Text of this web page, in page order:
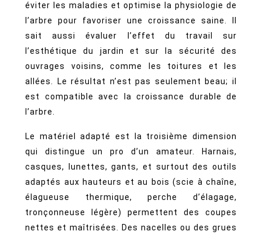
éviter les maladies et optimise la physiologie de
l’arbre pour favoriser une croissance saine. Il
sait aussi évaluer l’effet du travail sur
l’esthétique du jardin et sur la sécurité des
ouvrages voisins, comme les toitures et les
allées. Le résultat n’est pas seulement beau; il
est compatible avec la croissance durable de
l’arbre.
Le matériel adapté est la troisième dimension
qui distingue un pro d’un amateur. Harnais,
casques, lunettes, gants, et surtout des outils
adaptés aux hauteurs et au bois (scie à chaîne,
élagueuse thermique, perche d’élagage,
tronçonneuse légère) permettent des coupes
nettes et maîtrisées. Des nacelles ou des grues